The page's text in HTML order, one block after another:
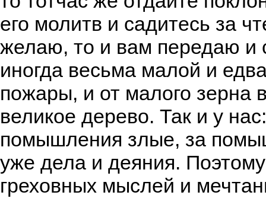
его молитв и садитесь за
желаю, то и вам передаю и
иногда весьма малой и
пожары, и от малого зерна
великое дерево. Так и у
помышления злые, за
уже дела и деяния.
греховных мыслей и